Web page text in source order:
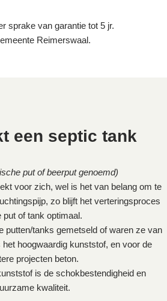
sprake van garantie tot 5 jr.
Reimerswaal.
een septic tank
put of beerput genoemd)
voor zich, wel is het van belang om te
zo blijft het verteringsproces
put of tank optimaal.
putten/tanks gemetseld of waren ze van
het hoogwaardig kunststof, en voor de
projecten beton.
is de schokbestendigheid en
kwaliteit.